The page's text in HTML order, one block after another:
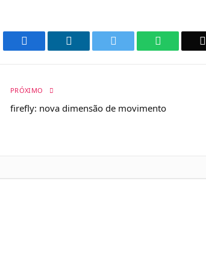
Facebook LinkedIn WhatsApp
PRÓXIMO
firefly: nova dimensão de movimento